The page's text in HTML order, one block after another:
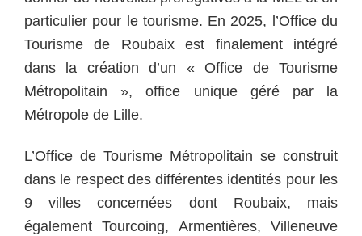
particulier pour le tourisme. En 2025, l’Office du
Tourisme de Roubaix est finalement intégré
dans la création d’un « Office de Tourisme
Métropolitain », office unique géré par la
Métropole de Lille.
L’Office de Tourisme Métropolitain se construit
dans le respect des différentes identités pour les
9 villes concernées dont Roubaix, mais
également Tourcoing, Armentières, Villeneuve